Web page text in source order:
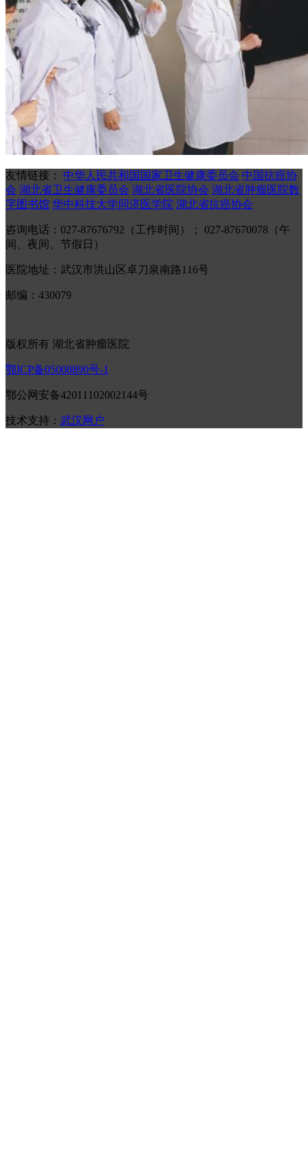
友情链接： 中华人民共和国国家卫生健康委员会 中国抗癌协
会 湖北省卫生健康委员会 湖北省医院协会 湖北省肿瘤医院数
字图书馆 华中科技大学同济医学院 湖北省抗癌协会
咨询电话：027-87676792（工作时间）； 027-87670078（午
间、夜间、节假日）
医院地址：武汉市洪山区卓刀泉南路116号
邮编：430079
版权所有 湖北省肿瘤医院
鄂ICP备05008890号-1
鄂公网安备42011102002144号
技术支持： 武汉网户